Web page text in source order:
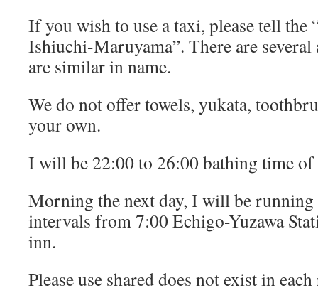
If you wish to use a taxi, please tell the
Ishiuchi-Maruyama”. There are
are similar in name.
We do not offer towels, yukata,
your own.
I will be 22:00 to 26:00 bathing time
Morning the next day, I will be
intervals from 7:00 Echigo-Yuzawa
inn.
Please use shared does not exist in